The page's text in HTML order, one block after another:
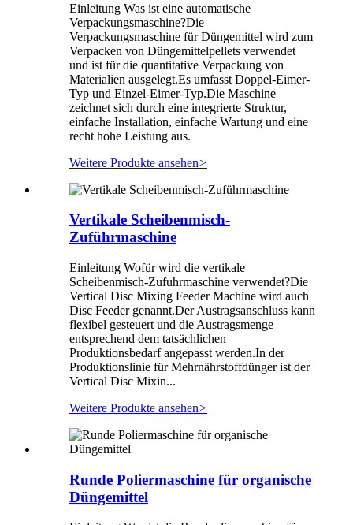
Einleitung Was ist eine automatische
Verpackungsmaschine?Die
Verpackungsmaschine für Düngemittel wird zum
Verpacken von Düngemittelpellets verwendet
und ist für die quantitative Verpackung von
Materialien ausgelegt.Es umfasst Doppel-Eimer-
Typ und Einzel-Eimer-Typ.Die Maschine
zeichnet sich durch eine integrierte Struktur,
einfache Installation, einfache Wartung und eine
recht hohe Leistung aus.
Weitere Produkte ansehen>
Vertikale Scheibenmisch-
Zuführmaschine
Einleitung Wofür wird die vertikale
Scheibenmisch-Zufuhrmaschine verwendet?Die
Vertical Disc Mixing Feeder Machine wird auch
Disc Feeder genannt.Der Austragsanschluss kann
flexibel gesteuert und die Austragsmenge
entsprechend dem tatsächlichen
Produktionsbedarf angepasst werden.In der
Produktionslinie für Mehrnährstoffdünger ist der
Vertical Disc Mixin...
Weitere Produkte ansehen>
Runde Poliermaschine für organische
Düngemittel